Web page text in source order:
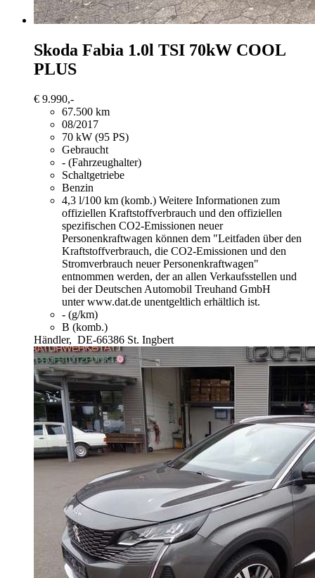
Skoda Fabia 1.0l TSI 70kW COOL
PLUS
€ 9.990,-
67.500 km
08/2017
70 kW (95 PS)
Gebraucht
- (Fahrzeughalter)
Schaltgetriebe
Benzin
4,3 l/100 km (komb.) Weitere Informationen zum
offiziellen Kraftstoffverbrauch und den offiziellen
spezifischen CO2-Emissionen neuer
Personenkraftwagen können dem "Leitfaden über den
Kraftstoffverbrauch, die CO2-Emissionen und den
Stromverbrauch neuer Personenkraftwagen"
entnommen werden, der an allen Verkaufsstellen und
bei der Deutschen Automobil Treuhand GmbH
unter www.dat.de unentgeltlich erhältlich ist.
- (g/km)
B (komb.)
Händler, DE-66386 St. Ingbert